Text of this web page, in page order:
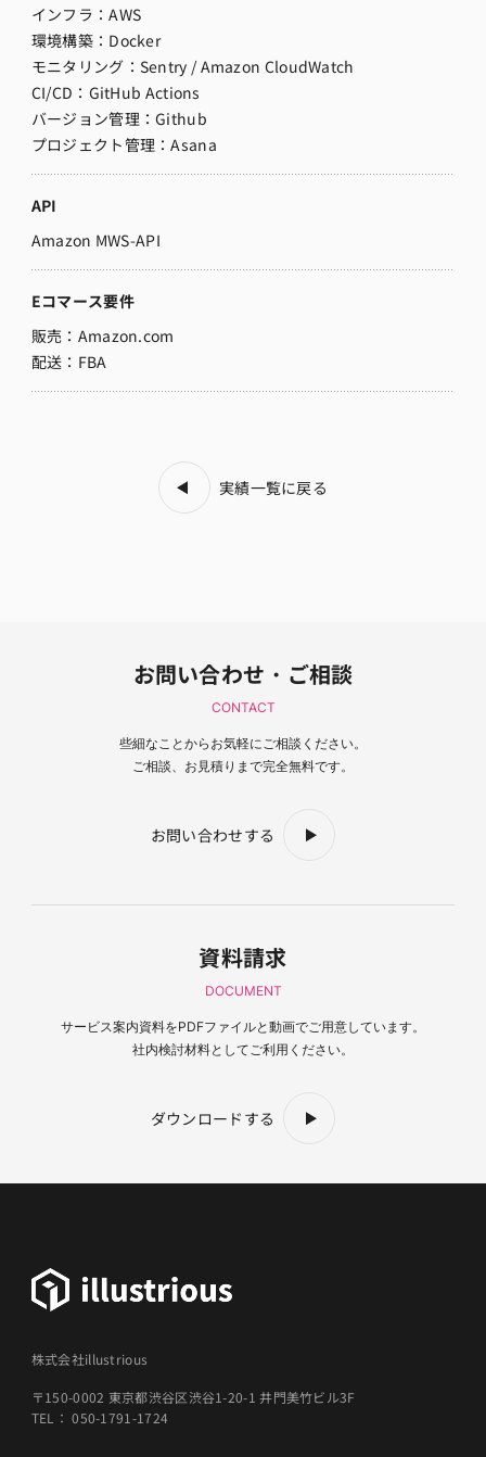
インフラ：AWS
環境構築： Docker
モニタリング： Sentry / Amazon CloudWatch
CI/CD： GitHub Actions
バージョン管理：Github
プロジェクト管理：Asana
API
Amazon MWS-API
Eコマース要件
販売：Amazon.com
配送：FBA
実績一覧に戻る
お問い合わせ・ご相談
CONTACT
些細なことからお気軽にご相談ください。
ご相談、お見積りまで完全無料です。
お問い合わせする
資料請求
DOCUMENT
サービス案内資料をPDFファイルと動画でご用意しています。
社内検討材料としてご利用ください。
ダウンロードする
株式会社illustrious
〒150-0002 東京都渋谷区渋谷1-20-1 井門美竹ビル3F
TEL： 050-1791-1724